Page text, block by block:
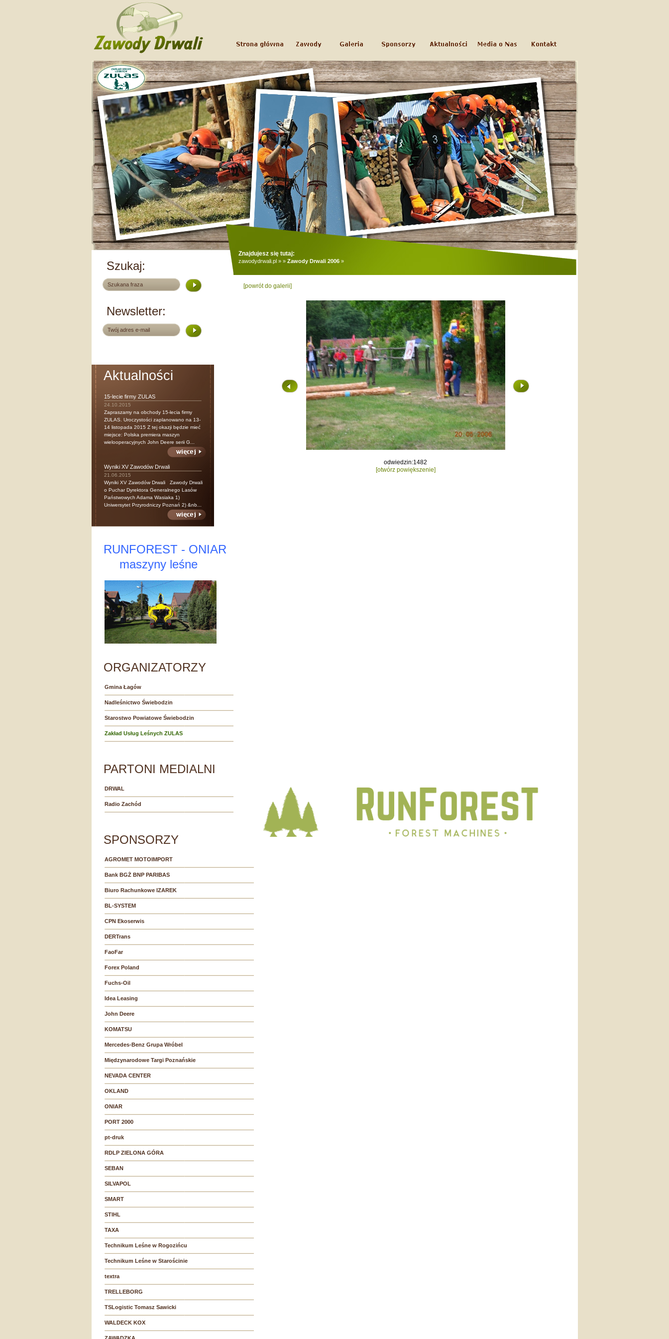
Szukaj:
Newsletter:
Aktualności
15-lecie firmy ZULAS
24.10.2015
Zapraszamy na obchody 15-lecia firmy
ZULAS. Uroczystości zaplanowano na 13-
14 listopada 2015 Z tej okazji będzie mieć
miejsce: Polska premiera maszyn
wielooperacyjnych John Deere serii G...
Wyniki XV Zawodów Drwali
21.06.2015
Wyniki XV Zawodów Drwali Zawody Drwali
o Puchar Dyrektora Generalnego Lasów
Państwowych Adama Wasiaka 1)
Uniwersytet Przyrodniczy Poznań 2) &nb...
RUNFOREST - ONIAR
maszyny leśne
ORGANIZATORZY
Gmina Łagów
Nadleśnictwo Świebodzin
Starostwo Powiatowe Świebodzin
Zakład Usług Leśnych ZULAS
PARTONI MEDIALNI
DRWAL
Radio Zachód
SPONSORZY
AGROMET MOTOIMPORT
Bank BGŻ BNP PARIBAS
Biuro Rachunkowe IZAREK
BL-SYSTEM
CPN Ekoserwis
DERTrans
FaoFar
Forex Poland
Fuchs-Oil
Idea Leasing
John Deere
KOMATSU
Mercedes-Benz Grupa Wróbel
Międzynarodowe Targi Poznańskie
NEVADA CENTER
OKLAND
ONIAR
PORT 2000
pt-druk
RDLP ZIELONA GÓRA
SEBAN
SILVAPOL
SMART
STIHL
TAXA
Technikum Leśne w Rogozińcu
Technikum Leśne w Starościnie
textra
TRELLEBORG
TSLogistic Tomasz Sawicki
WALDECK KOX
Znajdujesz się tutaj:
zawodydrwali.pl » » Zawody Drwali 2006 »
[powrót do galerii]
odwiedzin:1482
[otwórz powiększenie]